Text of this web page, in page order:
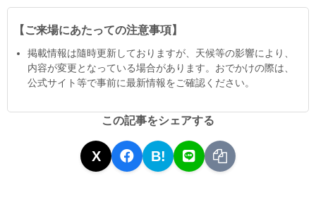
【ご来場にあたっての注意事項】
掲載情報は隨時更新しておりますが、天候等の影響により、
内容が変更となっている場合があります。おでかけの際は、
公式サイト等で事前に最新情報をご確認ください。
この記事をシェアする
X B!